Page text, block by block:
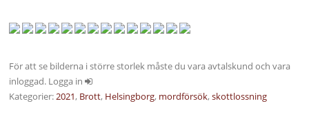
För att se bilderna i större storlek måste du vara avtalskund och vara
inloggad. Logga in
Kategorier:2021, Brott, Helsingborg, mordförsök,skottlossning